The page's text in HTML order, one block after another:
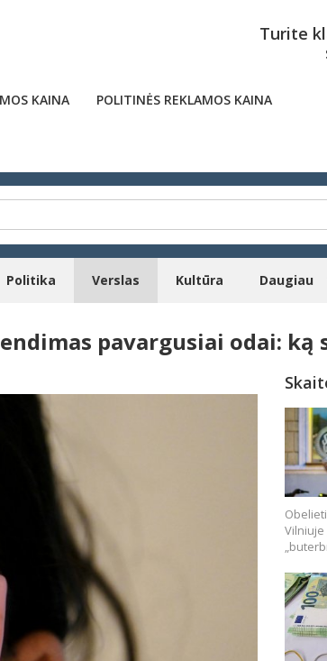
Turite
KAINA POLITINĖS REKLAMOS KAINA
Politika Verslas Kultūra Daugiau
pavargusiai odai: ką